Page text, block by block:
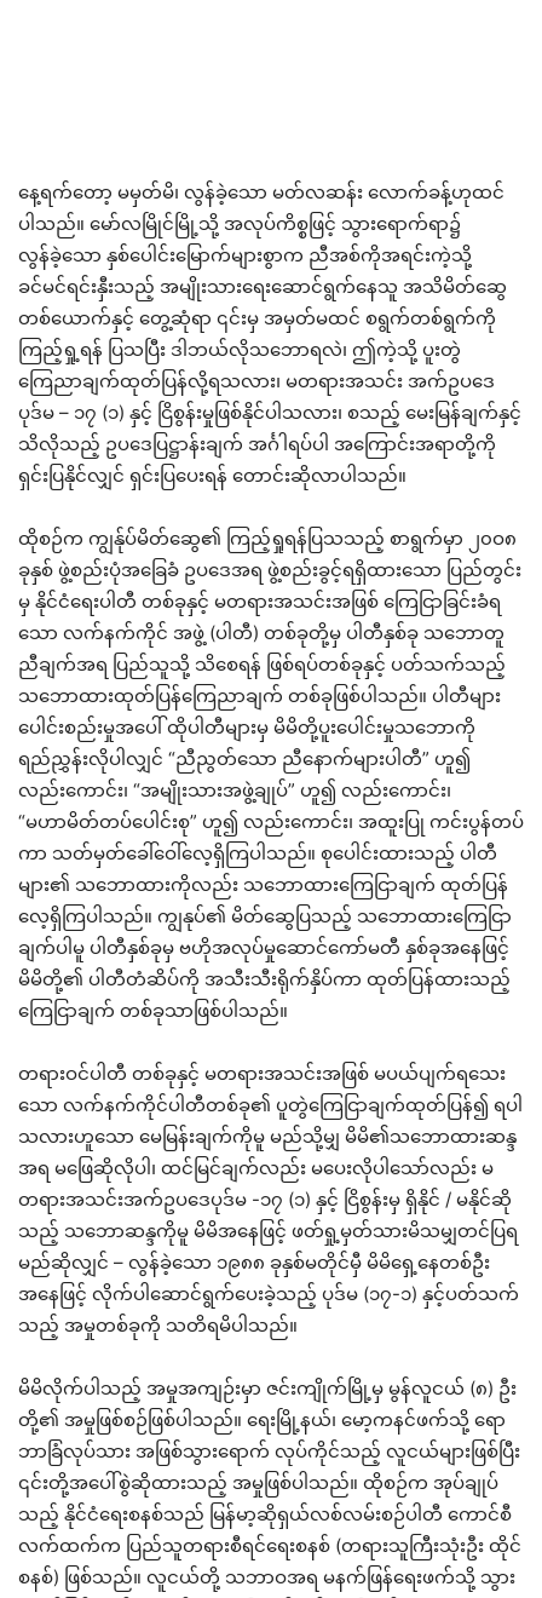
နေ့ရက်တော့ မမှတ်မိ၊ လွန်ခဲ့သော မတ်လဆန်း လောက်ခန့်ဟုထင်
ပါသည်။ မော်လမြိုင်မြို့သို့ အလုပ်ကိစ္စဖြင့် သွားရောက်ရာ၌
လွန်ခဲ့သော နှစ်ပေါင်းမြောက်များစွာက ညီအစ်ကိုအရင်းကဲ့သို့
ခင်မင်ရင်းနှီးသည့် အမျိုးသားရေးဆောင်ရွက်နေသူ အသိမိတ်ဆွေ
တစ်ယောက်နှင့် တွေ့ဆုံရာ ၎င်းမှ အမှတ်မထင် စရွက်တစ်ရွက်ကို
ကြည့်ရှု့ရန် ပြသပြီး ဒါဘယ်လိုသဘောရလဲ၊ ဤကဲ့သို့ ပူးတွဲ
ကြေညာချက်ထုတ်ပြန်လို့ရသလား၊ မတရားအသင်း အက်ဥပဒေ
ပုဒ်မ – ၁၇ (၁) နှင့် ငြိစွန်းမှုဖြစ်နိုင်ပါသလား၊ စသည့် မေးမြန်ချက်နှင့်
သိလိုသည့် ဥပဒေပြဋ္ဌာန်းချက် အင်္ဂါရပ်ပါ အကြောင်းအရာတို့ကို
ရှင်းပြနိုင်လျှင် ရှင်းပြပေးရန် တောင်းဆိုလာပါသည်။
ထိုစဉ်က ကျွန်ုပ်မိတ်ဆွေ၏ ကြည့်ရှုရန်ပြသသည့် စာရွက်မှာ ၂၀ဝ၈
ခုနှစ် ဖွဲ့စည်းပုံအခြေခံ ဥပဒေအရ ဖွဲ့စည်းခွင့်ရရှိထားသော ပြည်တွင်း
မှ နိုင်ငံရေးပါတီ တစ်ခုနှင့် မတရားအသင်းအဖြစ် ကြေငြာခြင်းခံရ
သော လက်နက်ကိုင် အဖွဲ့ (ပါတီ) တစ်ခုတို့မှ ပါတီနှစ်ခု သဘောတူ
ညီချက်အရ ပြည်သူသို့ သိစေရန် ဖြစ်ရပ်တစ်ခုနှင့် ပတ်သက်သည့်
သဘောထားထုတ်ပြန်ကြေညာချက် တစ်ခုဖြစ်ပါသည်။ ပါတီများ
ပေါင်းစည်းမှုအပေါ် ထိုပါတီများမှ မိမိတို့ပူးပေါင်းမှုသဘောကို
ရည်ညွှန်းလိုပါလျှင် “ညီညွတ်သော ညီနောက်များပါတီ” ဟူ၍
လည်းကောင်း၊ “အမျိုးသားအဖွဲ့ချုပ်” ဟူ၍ လည်းကောင်း၊
“မဟာမိတ်တပ်ပေါင်းစု” ဟူ၍ လည်းကောင်း၊ အထူးပြု ကင်းပွန်တပ်
ကာ သတ်မှတ်ခေါ်ဝေါ်လေ့ရှိကြပါသည်။ စုပေါင်းထားသည့် ပါတီ
များ၏ သဘောထားကိုလည်း သဘောထားကြေငြာချက် ထုတ်ပြန်
လေ့ရှိကြပါသည်။ ကျွနုပ်၏ မိတ်ဆွေပြသည့် သဘောထားကြေငြာ
ချက်ပါမူ ပါတီနှစ်ခုမှ ဗဟိုအလုပ်မှုဆောင်ကော်မတီ နှစ်ခုအနေဖြင့်
မိမိတို့၏ ပါတီတံဆိပ်ကို အသီးသီးရိုက်နှိပ်ကာ ထုတ်ပြန်ထားသည့်
ကြေငြာချက် တစ်ခုသာဖြစ်ပါသည်။
တရားဝင်ပါတီ တစ်ခုနှင့် မတရားအသင်းအဖြစ် မပယ်ပျက်ရသေး
သော လက်နက်ကိုင်ပါတီတစ်ခု၏ ပူတွဲကြေငြာချက်ထုတ်ပြန်၍ ရပါ
သလားဟူသော မေမြန်းချက်ကိုမူ မည်သို့မျှ မိမိ၏သဘောထားဆန္ဒ
အရ မဖြေဆိုလိုပါ၊ ထင်မြင်ချက်လည်း မပေးလိုပါသော်လည်း မ
တရားအသင်းအက်ဥပဒေပုဒ်မ -၁၇ (၁) နှင့် ငြိစွန်းမှ ရှိနိုင် / မနိုင်ဆို
သည့် သဘောဆန္ဒကိုမူ မိမိအနေဖြင့် ဖတ်ရှု့မှတ်သားမိသမျှတင်ပြရ
မည်ဆိုလျှင် – လွန်ခဲ့သော ၁၉၈၈ ခုနှစ်မတိုင်မှီ မိမိရှေ့နေတစ်ဦး
အနေဖြင့် လိုက်ပါဆောင်ရွက်ပေးခဲ့သည့် ပုဒ်မ (၁၇-၁) နှင့်ပတ်သက်
သည့် အမှုတစ်ခုကို သတိရမိပါသည်။
မိမိလိုက်ပါသည့် အမှုအကျဉ်းမှာ ဇင်းကျိုက်မြို့မှ မွန်လူငယ် (၈) ဦး
တို့၏ အမှုဖြစ်စဉ်ဖြစ်ပါသည်။ ရေးမြို့နယ်၊ မော့ကနင်ဖက်သို့ ရော
ဘာခြံလုပ်သား အဖြစ်သွားရောက် လုပ်ကိုင်သည့် လူငယ်များဖြစ်ပြီး
၎င်းတို့အပေါ်စွဲဆိုထားသည့် အမှုဖြစ်ပါသည်။ ထိုစဉ်က အုပ်ချုပ်
သည့် နိုင်ငံရေးစနစ်သည် မြန်မာ့ဆိုရှယ်လစ်လမ်းစဉ်ပါတီ ကောင်စီ
လက်ထက်က ပြည်သူတရားစီရင်ရေးစနစ် (တရားသူကြီးသုံးဦး ထိုင်
စနစ်) ဖြစ်သည်။ လူငယ်တို့ သဘာဝအရ မနက်ဖြန်ရေးဖက်သို့ သွား